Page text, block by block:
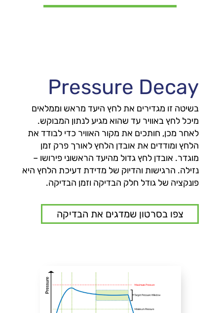
Pressure Decay
בשיטה זו מגדירים את לחץ היעד מראש וממלאים
מיכל לחץ באוויר עד שהוא מגיע לנתון המבוקש.
לאחר מכן, חותכים את מקור האוויר כדי לבודד את
הלחץ ומודדים את אובדן הלחץ לאורך פרק זמן
מוגדר. אובדן לחץ גדול מהיעד הראשוני פירושו –
נזילה. הרגישות והדיוק של מדידת דעיכת הלחץ היא
פונקציה של גודל חלק הבדיקה וזמן הבדיקה.
צפו בסרטון שמדגים את הבדיקה